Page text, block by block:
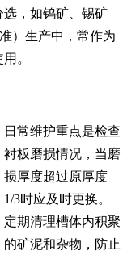
，如钨矿、锡矿
）生产中，常作为
。
日常维护重点是检查
衬板磨损情况，当磨
损厚度超过原厚度
1/3时应及时更换。
定期清理槽体内积聚
的矿泥和杂物，防止